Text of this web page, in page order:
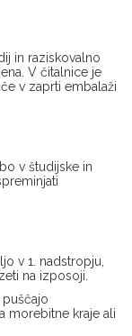
in raziskovalno
V čitalnice je
v zaprti embalaži
v študijske in
v 1. nadstropju,
na izposoji.
morebitne kraje ali